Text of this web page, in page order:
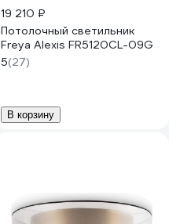
19 210 ₽
Потолочный светильник
Freya Alexis FR5120CL-09G
5(27)
В корзину